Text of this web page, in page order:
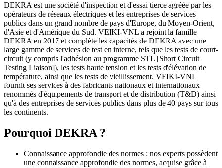
DEKRA est une société d'inspection et d'essai tierce agréée par les
opérateurs de réseaux électriques et les entreprises de services
publics dans un grand nombre de pays d'Europe, du Moyen-Orient,
d'Asie et d'Amérique du Sud. VEIKI-VNL a rejoint la famille
DEKRA en 2017 et complète les capacités de DEKRA avec une
large gamme de services de test en interne, tels que les tests de court-
circuit (y compris l'adhésion au programme STL [Short Circuit
Testing Liaison]), les tests haute tension et les tests d'élévation de
température, ainsi que les tests de vieillissement. VEIKI-VNL
fournit ses services à des fabricants nationaux et internationaux
renommés d'équipements de transport et de distribution (T&D) ainsi
qu'à des entreprises de services publics dans plus de 40 pays sur tous
les continents.
Pourquoi DEKRA ?
Connaissance approfondie des normes : nos experts possèdent
une connaissance approfondie des normes, acquise grâce à